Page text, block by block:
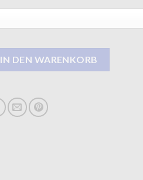
IN DEN WARENKORB